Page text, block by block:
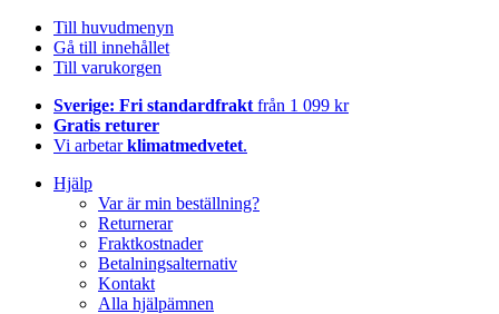
Till huvudmenyn
Gå till innehållet
Till varukorgen
Sverige: Fri standardfrakt från 1 099 kr
Gratis returer
Vi arbetarklimatmedvetet.
Hjälp
Var är min beställning?
Returnerar
Fraktkostnader
Betalningsalternativ
Kontakt
Alla hjälpämnen